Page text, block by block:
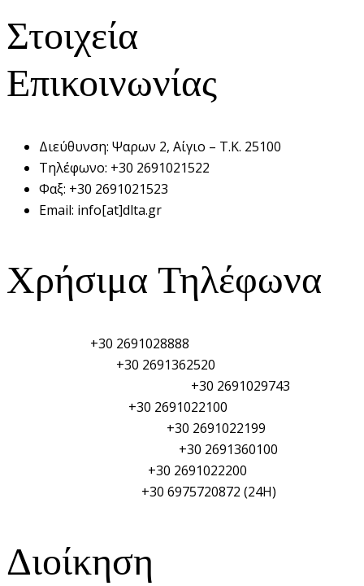
Στοιχεία
Επικοινωνίας
Διεύθυνση: Ψαρων 2, Αίγιο – Τ.Κ. 25100
Τηλέφωνο: +30 2691021522
Φαξ: +30 2691021523
Email: info[at]dlta.gr
Χρήσιμα Τηλέφωνα
+30 2691028888
+30 2691362520
+30 2691029743
+30 2691022100
+30 2691022199
+30 2691360100
+30 2691022200
+30 6975720872 (24H)
Διοίκηση